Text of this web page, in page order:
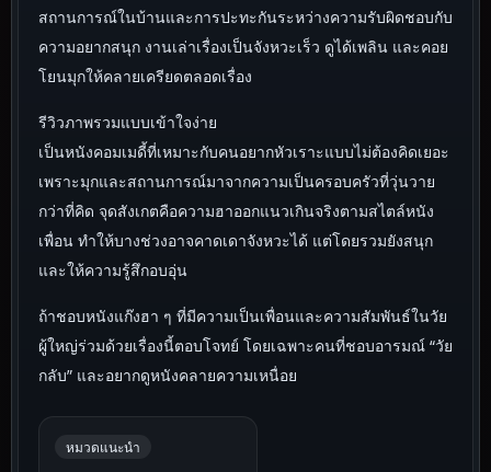
สถานการณ์ในบ้านและการปะทะกันระหว่างความรับผิดชอบกับ
ความอยากสนุก งานเล่าเรื่องเป็นจังหวะเร็ว ดูได้เพลิน และคอย
โยนมุกให้คลายเครียดตลอดเรื่อง
รีวิวภาพรวมแบบเข้าใจง่าย
เป็นหนังคอมเมดี้ที่เหมาะกับคนอยากหัวเราะแบบไม่ต้องคิดเยอะ
เพราะมุกและสถานการณ์มาจากความเป็นครอบครัวที่วุ่นวาย
กว่าที่คิด จุดสังเกตคือความฮาออกแนวเกินจริงตามสไตล์หนัง
เพื่อน ทำให้บางช่วงอาจคาดเดาจังหวะได้ แต่โดยรวมยังสนุก
และให้ความรู้สึกอบอุ่น
ถ้าชอบหนังแก๊งฮา ๆ ที่มีความเป็นเพื่อนและความสัมพันธ์ในวัย
ผู้ใหญ่ร่วมด้วยเรื่องนี้ตอบโจทย์ โดยเฉพาะคนที่ชอบอารมณ์ “วัย
กลับ” และอยากดูหนังคลายความเหนื่อย
หมวดแนะนำ